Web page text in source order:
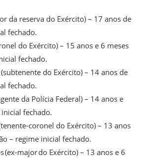
da reserva do Exército) – 17 anos de
fechado.
do Exército) – 15 anos e 6 meses
fechado.
do Exército) – 14 anos de
fechado.
da Polícia Federal) – 14 anos e
fechado.
coronel do Exército) – 13 anos
– regime inicial fechado.
(ex-major do Exército) – 13 anos e 6